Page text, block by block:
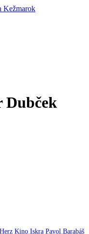
Dubček
Kino Iskra Pavol Barabáš